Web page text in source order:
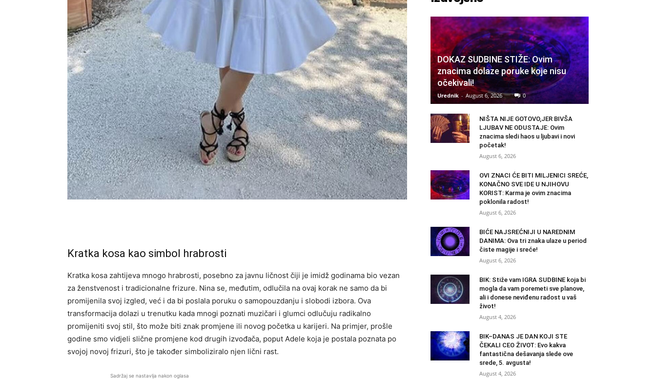
Kratka kosa kao simbol hrabrosti
Kratka kosa zahtijeva mnogo hrabrosti, posebno za javnu ličnost čiji je imidž godinama bio vezan
za ženstvenost i tradicionalne frizure. Nina se, međutim, odlučila na ovaj korak ne samo da bi
promijenila svoj izgled, već i da bi poslala poruku o samopouzdanju i slobodi izbora. Ova
transformacija dolazi u trenutku kada mnogi poznati muzičari i glumci odlučuju radikalno
promijeniti svoj stil, što može biti znak promjene ili novog početka u karijeri. Na primjer, prošle
godine smo vidjeli slične promjene kod drugih izvođača, poput Adele koja je postala poznata po
svojoj novoj frizuri, što je također simboliziralo njen lični rast.
Sadržaj se nastavlja nakon oglasa
DOKAZ SUDBINE STIŽE: Ovim
znacima dolaze poruke koje nisu
očekivali!
Urednik - August 6, 2026 0
NIŠTA NIJE GOTOVO,JER BIVŠA
LJUBAV NE ODUSTAJE: Ovim
znacima sledi haos u ljubavi i novi
početak!
August 6, 2026
OVI ZNACI ĆE BITI MILJENICI SREĆE,
KONAČNO SVE IDE U NJIHOVU
KORIST: Karma je ovim znacima
poklonila radost!
August 6, 2026
BIĆE NAJSREĆNIJI U NAREDNIM
DANIMA: Ova tri znaka ulaze u period
čiste magije i sreće!
August 6, 2026
BIK: Stiže vam IGRA SUDBINE koja bi
mogla da vam poremeti sve planove,
ali i donese neviđenu radost u vaš
život!
August 4, 2026
BIK–DANAS JE DAN KOJI STE
ČEKALI CEO ŽIVOT: Evo kakva
fantastična dešavanja slede ove
srede, 5. avgusta!
August 4, 2026